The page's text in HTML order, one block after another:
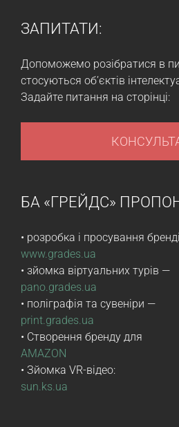
ЗАПИТАТИ:
Допоможемо розібратися в
стосуються об’єктів
Задайте питання на сторінці:
БА «ГРЕЙДС»
• розробка і просування
www.grades.ua
• зйомка віртуальних турів —
pano.grades.ua
• поліграфія та сувеніри —
print.grades.ua
• Створення бренду для
AMAZON
• Зйомка VR-відео:
sun.ks.ua